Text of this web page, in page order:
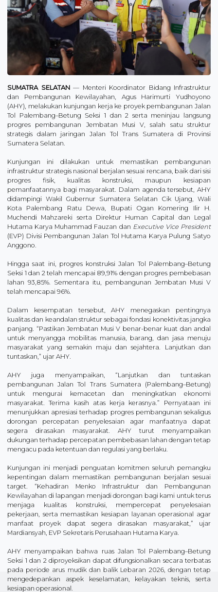
SUMATRA SELATAN — Menteri Koordinator Bidang Infrastruktur
dan Pembangunan Kewilayahan, Agus Harimurti Yudhoyono
(AHY), melakukan kunjungan kerja ke proyek pembangunan Jalan
Tol Palembang–Betung Seksi 1 dan 2 serta meninjau langsung
progres pembangunan Jembatan Musi V, salah satu struktur
strategis dalam jaringan Jalan Tol Trans Sumatera di Provinsi
Sumatera Selatan.
Kunjungan ini dilakukan untuk memastikan pembangunan
infrastruktur strategis nasional berjalan sesuai rencana, baik dari sisi
progres fisik, kualitas konstruksi, maupun kesiapan
pemanfaatannya bagi masyarakat. Dalam agenda tersebut, AHY
didampingi Wakil Gubernur Sumatera Selatan Cik Ujang, Wali
Kota Palembang Ratu Dewa, Bupati Ogan Komering Ilir H.
Muchendi Mahzareki serta Direktur Human Capital dan Legal
Hutama Karya Muhammad Fauzan dan Executive Vice President
(EVP) Divisi Pembangunan Jalan Tol Hutama Karya Pulung Satyo
Anggono.
Hingga saat ini, progres konstruksi Jalan Tol Palembang–Betung
Seksi 1 dan 2 telah mencapai 89,91% dengan progres pembebasan
lahan 93,85%. Sementara itu, pembangunan Jembatan Musi V
telah mencapai 96%.
Dalam kesempatan tersebut, AHY menegaskan pentingnya
kualitas dan keandalan struktur sebagai fondasi konektivitas jangka
panjang. “Pastikan Jembatan Musi V benar-benar kuat dan andal
untuk menyangga mobilitas manusia, barang, dan jasa menuju
masyarakat yang semakin maju dan sejahtera. Lanjutkan dan
tuntaskan,” ujar AHY.
AHY juga menyampaikan, “Lanjutkan dan tuntaskan
pembangunan Jalan Tol Trans Sumatera (Palembang–Betung)
untuk mengurai kemacetan dan meningkatkan ekonomi
masyarakat. Terima kasih atas kerja kerasnya.” Pernyataan ini
menunjukkan apresiasi terhadap progres pembangunan sekaligus
dorongan percepatan penyelesaian agar manfaatnya dapat
segera dirasakan masyarakat. AHY turut menyampaikan
dukungan terhadap percepatan pembebasan lahan dengan tetap
mengacu pada ketentuan dan regulasi yang berlaku.
Kunjungan ini menjadi penguatan komitmen seluruh pemangku
kepentingan dalam memastikan pembangunan berjalan sesuai
target. “Kehadiran Menko Infrastruktur dan Pembangunan
Kewilayahan di lapangan menjadi dorongan bagi kami untuk terus
menjaga kualitas konstruksi, mempercepat penyelesaian
pekerjaan, serta memastikan kesiapan layanan operasional agar
manfaat proyek dapat segera dirasakan masyarakat,” ujar
Mardiansyah, EVP Sekretaris Perusahaan Hutama Karya.
AHY menyampaikan bahwa ruas Jalan Tol Palembang–Betung
Seksi 1 dan 2 diproyeksikan dapat difungsionalkan secara terbatas
pada periode arus mudik dan balik Lebaran 2026, dengan tetap
mengedepankan aspek keselamatan, kelayakan teknis, serta
kesiapan operasional.